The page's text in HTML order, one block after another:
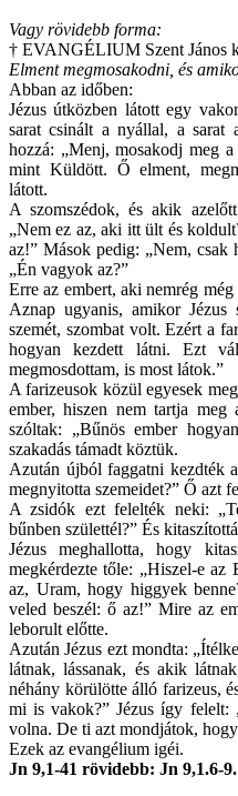
Vagy rövidebb forma:
† EVANGÉLIUM Szent János
Elment megmosakodni, és
Abban az időben:
Jézus útközben látott egy
sarat csinált a nyállal, a sarat
hozzá: „Menj, mosakodj meg
mint Küldött. Ő elment,
látott.
A szomszédok, és akik
„Nem ez az, aki itt ült és
az!” Mások pedig: „Nem, csak
„Én vagyok az?”
Erre az embert, aki nemrég
Aznap ugyanis, amikor
szemét, szombat volt. Ezért a
hogyan kezdett látni. Ezt
megmosdottam, is most látok.”
A farizeusok közül egyesek
ember, hiszen nem tartja meg
szóltak: „Bűnös ember
szakadás támadt köztük.
Azután újból faggatni kezdték
megnyitotta szemeidet?” Ő azt
A zsidók ezt felelték neki:
bűnben születtél?” És
Jézus meghallotta, hogy
megkérdezte tőle: „Hiszel-e
az, Uram, hogy higgyek
veled beszél: ő az!” Mire az
leborult előtte.
Azután Jézus ezt mondta:
látnak, lássanak, és akik
néhány körülötte álló farizeus,
mi is vakok?” Jézus így felelt:
volna. De ti azt mondjátok,
Ezek az evangélium igéi.
Jn 9,1-41 rövidebb: Jn 9,1.6-